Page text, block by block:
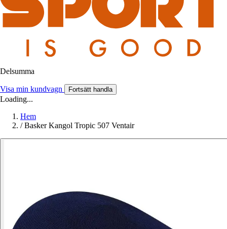
Delsumma
Visa min kundvagn Fortsätt handla
Loading...
Hem
/ Basker Kangol Tropic 507 Ventair